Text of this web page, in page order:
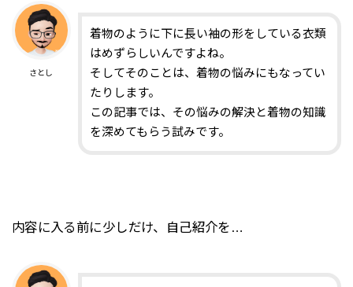
さとし
着物のように下に長い袖の形をしている衣類
はめずらしいんですよね。
そしてそのことは、着物の悩みにもなってい
たりします。
この記事では、その悩みの解決と着物の知識
を深めてもらう試みです。
内容に入る前に少しだけ、自己紹介を…